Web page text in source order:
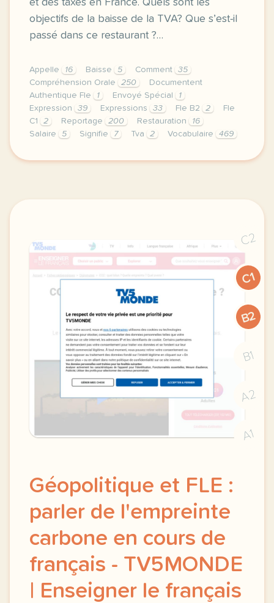
et des taxes en France. Quels sont les
objectifs de la baisse de la TVA? Que s’est-il
passé dans ce restaurant ?…
Appelle 16 Baisse 5 Comment
35
Compréhension Orale
250
Documentent
Authentique Fle
1 Envoyé Spécial
1
Expression
39 Expressions 33 Fle B2 2
Fle
C1
2 Reportage 200 Restauration
16
Salaire
5 Signifie 7 Tva 2 Vocabulaire 469
video tva dans la restauration niveau b2 c1
C2
C1
B2
B1
A2
A1
Géopolitique et FLE :
parler de l'empreinte
carbone en cours de
français - TV5MONDE
| Enseigner le français